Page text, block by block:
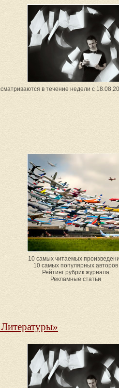
в течение недели с
10 самых читаемых
10 самых популярных авторов
Рейтинг рубрик журнала
Рекламные статьи